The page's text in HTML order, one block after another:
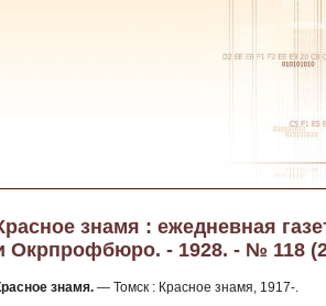
знамя : ежедневная
Окрпрофбюро. - 1928. - № 118
знамя. — Томск : Красное знамя, 1917-.